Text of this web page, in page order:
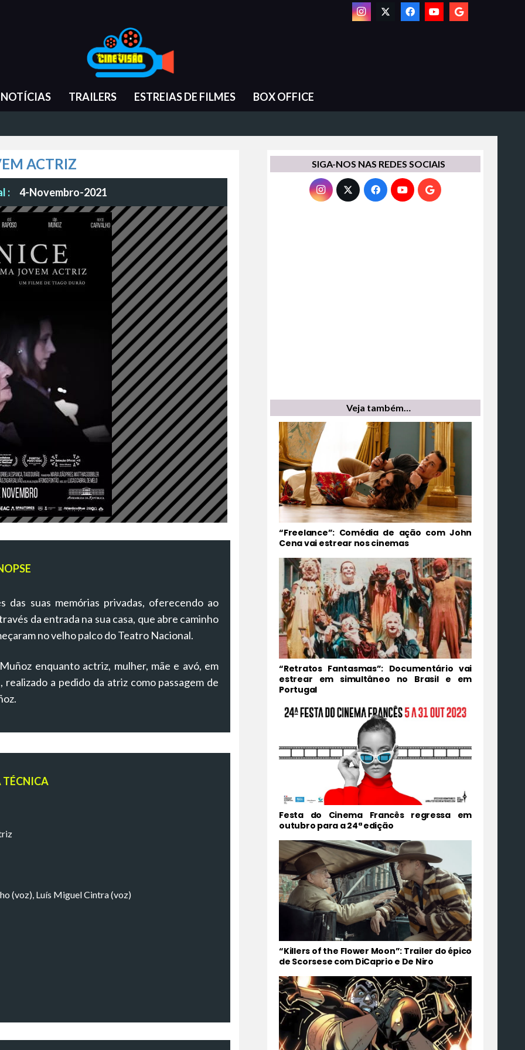
NOTÍCIAS TRAILERS ESTREIAS DE FILMES BOX OFFICE
ACTRIZ
: 4-Novembro-2021
suas memórias privadas, oferecendo ao
da entrada na sua casa, que abre caminho
no velho palco do Teatro Nacional.
enquanto actriz, mulher, mãe e avó, em
a pedido da atriz como passagem de
TÉCNICA
(voz), Luís Miguel Cintra (voz)
SIGA-NOS NAS REDES SOCIAIS
Veja também…
“Freelance”: Comédia de ação com John
Cena vai estrear nos cinemas
“Retratos Fantasmas”: Documentário vai
estrear em simultâneo no Brasil e em
Portugal
Festa do Cinema Francês regressa em
outubro para a 24ª edição
“Killers of the Flower Moon”: Trailer do épico
de Scorsese com DiCaprio e De Niro